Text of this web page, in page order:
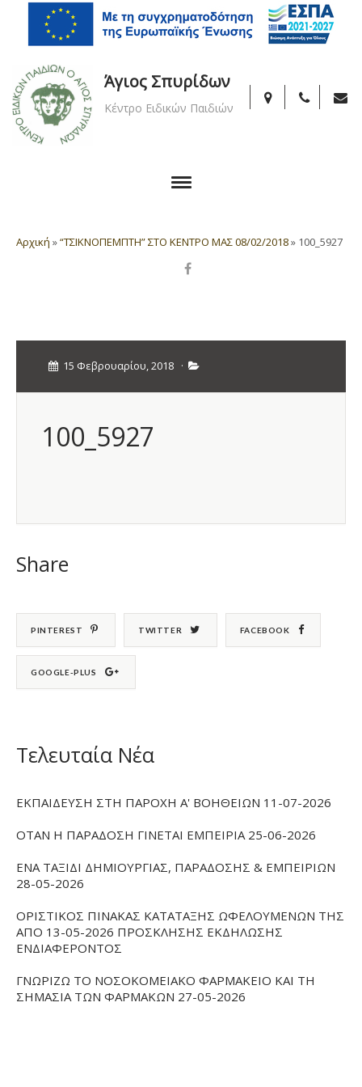
Άγιος Σπυρίδων
Κέντρο Ειδικών Παιδιών
Αρχική »“ΤΣΙΚΝΟΠΕΜΠΤΗ” ΣΤΟ ΚΕΝΤΡΟ ΜΑΣ 08/02/2018» 100_5927
15 Φεβρουαρίου, 2018 ·
100_5927
Share
PINTEREST TWITTER FACEBOOK
GOOGLE-PLUS
Τελευταία Νέα
ΕΚΠΑΙΔΕΥΣΗ ΣΤΗ ΠΑΡΟΧΗ Α' ΒΟΗΘΕΙΩΝ 11-07-2026
ΟΤΑΝ Η ΠΑΡΑΔΟΣΗ ΓΙΝΕΤΑΙ ΕΜΠΕΙΡΙΑ 25-06-2026
ΕΝΑ ΤΑΞΙΔΙ ΔΗΜΙΟΥΡΓΙΑΣ, ΠΑΡΑΔΟΣΗΣ & ΕΜΠΕΙΡΙΩΝ
28-05-2026
ΟΡΙΣΤΙΚΟΣ ΠΙΝΑΚΑΣ ΚΑΤΑΤΑΞΗΣ ΩΦΕΛΟΥΜΕΝΩΝ ΤΗΣ
ΑΠΟ 13-05-2026 ΠΡΟΣΚΛΗΣΗΣ ΕΚΔΗΛΩΣΗΣ
ΕΝΔΙΑΦΕΡΟΝΤΟΣ
ΓΝΩΡΙΖΩ ΤΟ ΝΟΣΟΚΟΜΕΙΑΚΟ ΦΑΡΜΑΚΕΙΟ ΚΑΙ ΤΗ
ΣΗΜΑΣΙΑ ΤΩΝ ΦΑΡΜΑΚΩΝ 27-05-2026